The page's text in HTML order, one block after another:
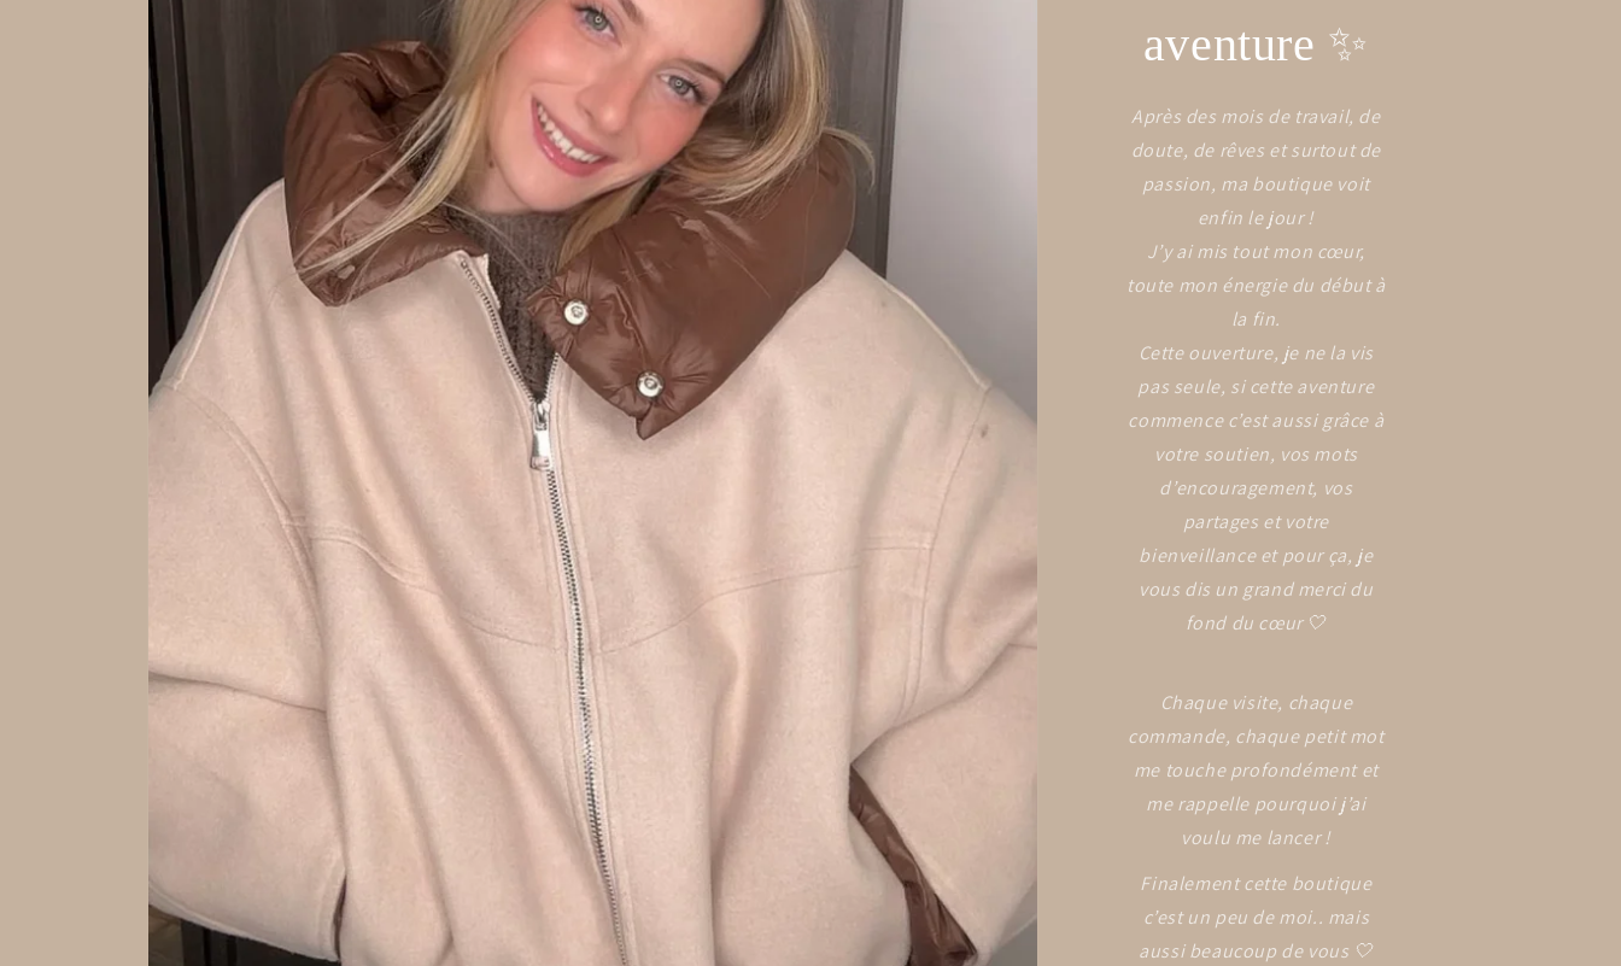
aventure ✨
Après des mois de travail, de
doute, de rêves et surtout de
passion, ma boutique voit
enfin le jour !
J’y ai mis tout mon cœur,
toute mon énergie du début à
la fin.
Cette ouverture, je ne la vis
pas seule, si cette aventure
commence c’est aussi grâce à
votre soutien, vos mots
d’encouragement, vos
partages et votre
bienveillance et pour ça, je
vous dis un grand merci du
fond du cœur 🤍
Chaque visite, chaque
commande, chaque petit mot
me touche profondément et
me rappelle pourquoi j’ai
voulu me lancer !
Finalement cette boutique
c’est un peu de moi.. mais
aussi beaucoup de vous 🤍